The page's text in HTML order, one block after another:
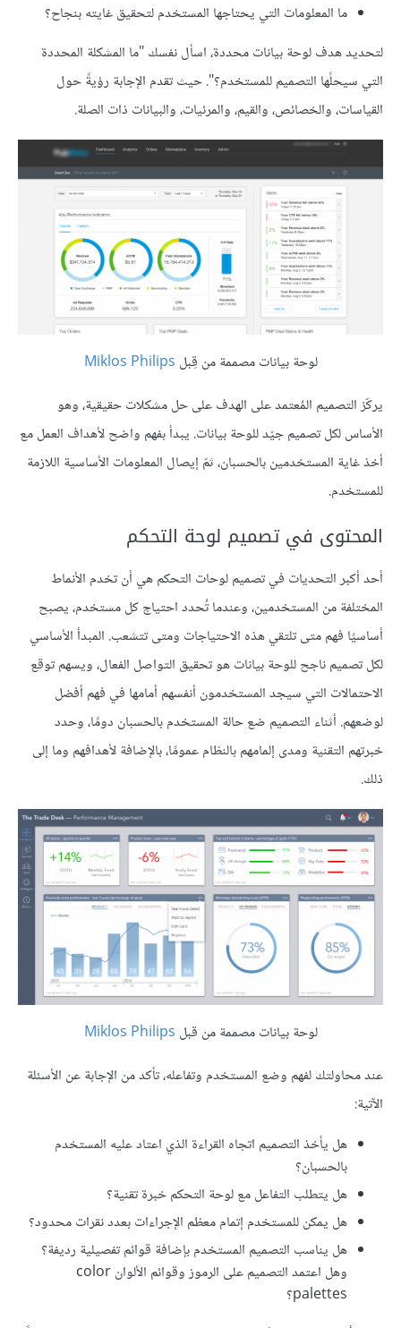
ما المعلومات التي يحتاجها المستخدم لتحقيق غايته بنجاح؟
لتحديد هدف لوحة بيانات محددة، اسأل نفسك "ما المشكلة المحددة
التي سيحلًها التصميم للمستخدم؟". حيث تقدم الإجابة رؤيةً حول
القياسات، والخصائص، والقيم، والمرئيات، والبيانات ذات الصلة.
لوحة بيانات مصممة من قِبل Miklos Philips
يركّز التصميم المُعتمد على الهدف على حل مشكلات حقيقية، وهو
الأساس لكل تصميم جيّد للوحة بيانات. يبدأ بفهم واضح لأهداف العمل مع
أخذ غاية المستخدمين بالحسبان، ثمّ إيصال المعلومات الأساسية اللازمة
للمستخدم.
المحتوى في تصميم لوحة التحكم
أحد أكبر التحديات في تصميم لوحات التحكم هي أن تخدم الأنماط
المختلفة من المستخدمين، وعندما تُحدد احتياج كل مستخدم، يصبح
أساسيًا فهم متى تلتقي هذه الاحتياجات ومتى تتشعب. المبدأ الأساسي
لكل تصميم ناجح للوحة بيانات هو تحقيق التواصل الفعال، ويسهم توقع
الاحتمالات التي سيجد المستخدمون أنفسهم أمامها في فهم أفضل
لوضعهم. أثناء التصميم ضع حالة المستخدم بالحسبان دومًا، وحدد
خبرتهم التقنية ومدى إلمامهم بالنظام عمومًا، بالإضافة لأهدافهم وما إلى
ذلك.
لوحة بيانات مصممة من قبل Miklos Philips
عند محاولتك لفهم وضع المستخدم وتفاعله، تأكد من الإجابة عن الأسئلة
الآتية:
هل يأخذ التصميم اتجاه القراءة الذي اعتاد عليه المستخدم
بالحسبان؟
هل يتطلب التفاعل مع لوحة التحكم خبرة تقنية؟
هل يمكن للمستخدم إتمام معظم الإجراءات بعدد نقرات محدود؟
هل يناسب التصميم المستخدم بإضافة قوائم تفصيلية رديفة؟
وهل اعتمد التصميم على الرموز وقوائم الألوان color
palettes؟